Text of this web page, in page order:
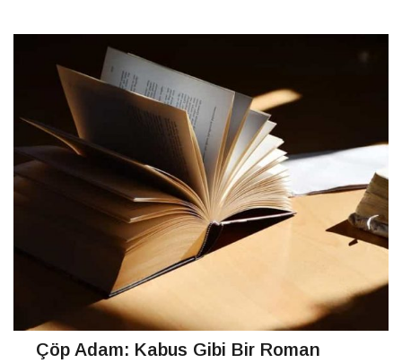
Çöp Adam: Kabus Gibi Bir Roman